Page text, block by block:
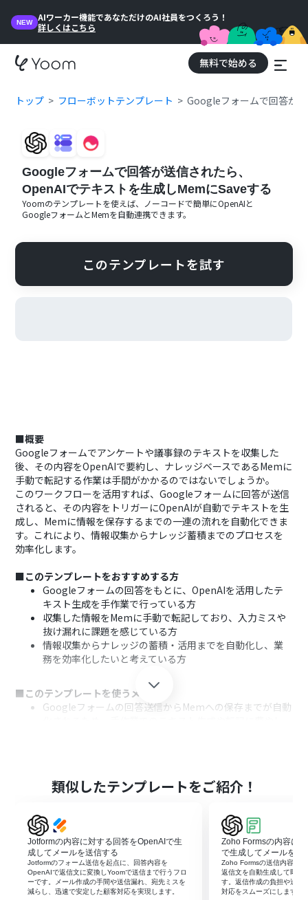
NEW
AIワーカー機能であなただけのAI社員をつくろう！
詳しくはこちら
無料で始める
トップ フローボットテンプレート Googleフォームで回答が
Googleフォームで回答が送信されたら、
OpenAIでテキストを生成しMemにSaveする
Yoomのテンプレートを使えば、ノーコードで簡単にOpenAIと
GoogleフォームとMemを自動連携できます。
このテンプレートを試す
■概要
Googleフォームでアンケートや議事録のテキストを収集した
後、その内容をOpenAIで要約し、ナレッジベースであるMemに
手動で転記する作業は手間がかかるのではないでしょうか。
このワークフローを活用すれば、Googleフォームに回答が送信
されると、その内容をトリガーにOpenAIが自動でテキストを生
成し、Memに情報を保存するまでの一連の流れを自動化できま
す。これにより、情報収集からナレッジ蓄積までのプロセスを
効率化します。
■このテンプレートをおすすめする方
Googleフォームの回答をもとに、OpenAIを活用したテ
キスト生成を手作業で行っている方
収集した情報をMemに手動で転記しており、入力ミスや
抜け漏れに課題を感じている方
情報収集からナレッジの蓄積・活用までを自動化し、業
務を効率化したいと考えている方
■このテンプレートを使うメリット
Googleフォームの回答送信からMemへの保存までが自動
はじめに、Googleフォーム、OpenAI、MemをYoomと
連携します。
次に、トリガーでGoogleフォームを選択し、「フォーム
に回答が送信されたら」というアクションを設定します。
次に、オペレーションでOpenAIを選択し、「テキストの
生成（Chat completion）」アクションを設定し、フォ
類似したテンプレートをご紹介！
Jotformの内容に対する回答をOpenAIで生
成してメールを送信する
Jotformのフォーム送信を起点に、回答内容を
OpenAIで返信文に変換しYoomで送信まで行うフロ
ーです。メール作成の手間や送信漏れ、宛先ミスを
減らし、迅速で安定した顧客対応を実現します。
Zoho Formsの内容に
で生成してメールを送
Zoho Formsの送信内容を
返信文を自動生成して即時
す。返信作成の負担や送信
対応をスムーズにします。